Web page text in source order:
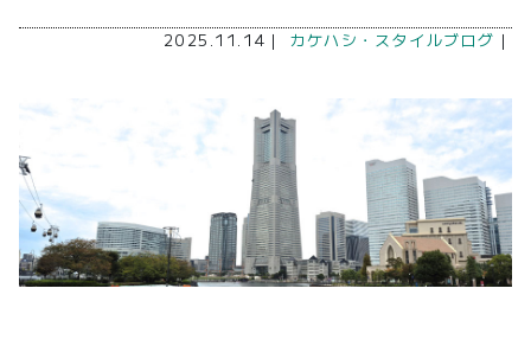
2025.11.14｜ カケハシ・スタイルブログ ｜